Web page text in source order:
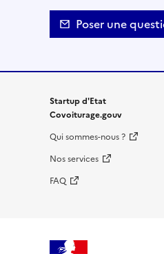
Poser une
Startup d'Etat
Covoiturage.gouv
Qui sommes-nous ?
Nos services
FAQ